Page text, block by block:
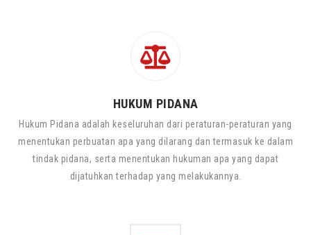
HUKUM PIDANA
Hukum Pidana adalah keseluruhan dari peraturan-peraturan yang
menentukan perbuatan apa yang dilarang dan termasuk ke dalam
tindak pidana, serta menentukan hukuman apa yang dapat
dijatuhkan terhadap yang melakukannya.